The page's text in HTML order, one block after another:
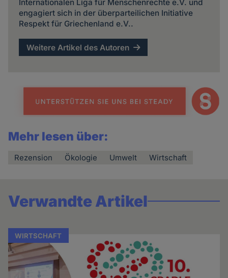
Internationalen Liga für Menschenrechte e.V. und
engagiert sich in der überparteilichen Initiative
Respekt für Griechenland e.V..
Weitere Artikel des Autoren
Mehr lesen über:
Rezension Ökologie Umwelt Wirtschaft
Verwandte Artikel
WIRTSCHAFT